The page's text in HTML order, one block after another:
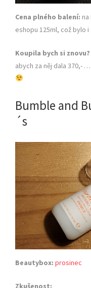
Cena plného balení:
eshopu 125ml, což bylo
Koupila bych si znovu?
abych za něj dala 370,-
Bumble and
´s
Beautybox: prosinec
Zkušenost: